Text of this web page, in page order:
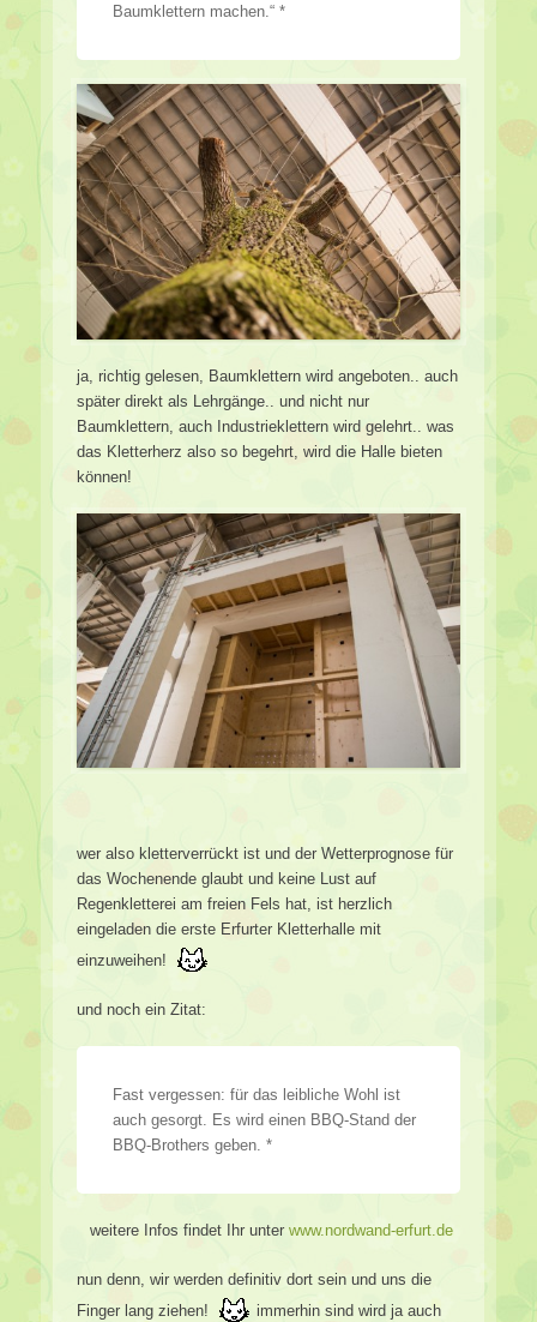
Baumklettern machen.“ *
ja, richtig gelesen, Baumklettern wird angeboten.. auch
später direkt als Lehrgänge.. und nicht nur
Baumklettern, auch Industrieklettern wird gelehrt.. was
das Kletterherz also so begehrt, wird die Halle bieten
können!
wer also kletterverrückt ist und der Wetterprognose für
das Wochenende glaubt und keine Lust auf
Regenkletterei am freien Fels hat, ist herzlich
eingeladen die erste Erfurter Kletterhalle mit
einzuweihen!
und noch ein Zitat:
Fast vergessen: für das leibliche Wohl ist
auch gesorgt. Es wird einen BBQ-Stand der
BBQ-Brothers geben. *
weitere Infos findet Ihr unter www.nordwand-erfurt.de
nun denn, wir werden definitiv dort sein und uns die
Finger lang ziehen!
immerhin sind wird ja auch